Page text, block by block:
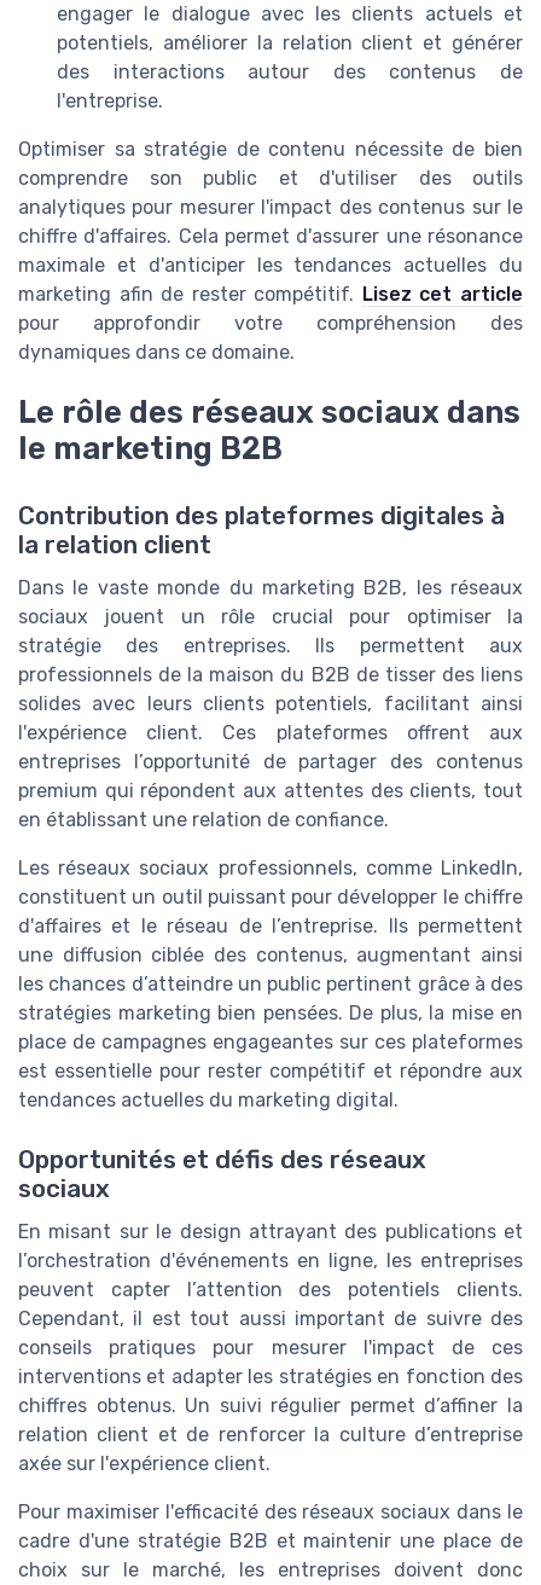
engager le dialogue avec les clients actuels et
potentiels, améliorer la relation client et générer
des interactions autour des contenus de
l'entreprise.
Optimiser sa stratégie de contenu nécessite de bien
comprendre son public et d'utiliser des outils
analytiques pour mesurer l'impact des contenus sur le
chiffre d'affaires. Cela permet d'assurer une résonance
maximale et d'anticiper les tendances actuelles du
marketing afin de rester compétitif. Lisez cet article
pour approfondir votre compréhension des
dynamiques dans ce domaine.
Le rôle des réseaux sociaux dans
le marketing B2B
Contribution des plateformes digitales à
la relation client
Dans le vaste monde du marketing B2B, les réseaux
sociaux jouent un rôle crucial pour optimiser la
stratégie des entreprises. Ils permettent aux
professionnels de la maison du B2B de tisser des liens
solides avec leurs clients potentiels, facilitant ainsi
l'expérience client. Ces plateformes offrent aux
entreprises l’opportunité de partager des contenus
premium qui répondent aux attentes des clients, tout
en établissant une relation de confiance.
Les réseaux sociaux professionnels, comme LinkedIn,
constituent un outil puissant pour développer le chiffre
d'affaires et le réseau de l’entreprise. Ils permettent
une diffusion ciblée des contenus, augmentant ainsi
les chances d’atteindre un public pertinent grâce à des
stratégies marketing bien pensées. De plus, la mise en
place de campagnes engageantes sur ces plateformes
est essentielle pour rester compétitif et répondre aux
tendances actuelles du marketing digital.
Opportunités et défis des réseaux
sociaux
En misant sur le design attrayant des publications et
l’orchestration d'événements en ligne, les entreprises
peuvent capter l’attention des potentiels clients.
Cependant, il est tout aussi important de suivre des
conseils pratiques pour mesurer l'impact de ces
interventions et adapter les stratégies en fonction des
chiffres obtenus. Un suivi régulier permet d’affiner la
relation client et de renforcer la culture d’entreprise
axée sur l'expérience client.
Pour maximiser l'efficacité des réseaux sociaux dans le
cadre d'une stratégie B2B et maintenir une place de
choix sur le marché, les entreprises doivent donc